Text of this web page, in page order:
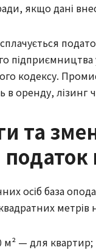
якщо дані
кодексу.
в оренду, лізинг
та
осіб база
метрів
м² — для квартир;